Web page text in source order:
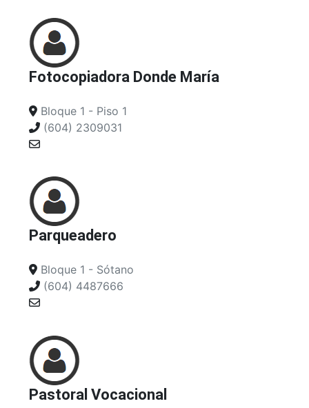
Fotocopiadora Donde María
Bloque 1 - Piso 1
(604) 2309031
Parqueadero
Bloque 1 - Sótano
(604) 4487666
Pastoral Vocacional